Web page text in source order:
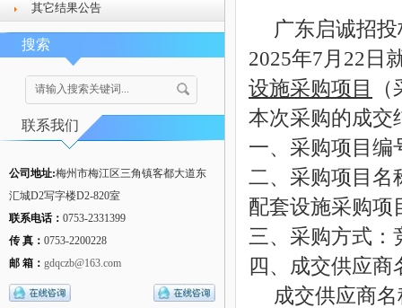
其它结果公告
搜索
联系我们
公司地址:梅州市梅江区三角镇客都大道东
汇城D2写字楼D2-820室
联系电话： 0753-2331399
传 真： 0753-2200228
邮 箱： gdqczb@163.com
广东启诚招
2025年7月22日
设施采购项目
本次采购的成交
一、采购项目编
二、采购项目名
配套设施采购
三、采购方式：
四、成交供应商
成交供应商